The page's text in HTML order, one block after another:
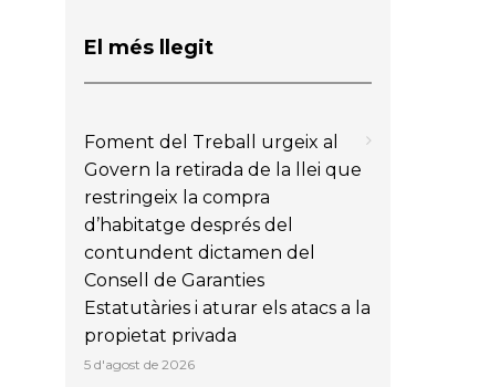
El més llegit
Foment del Treball urgeix al
Govern la retirada de la llei que
restringeix la compra
d’habitatge després del
contundent dictamen del
Consell de Garanties
Estatutàries i aturar els atacs a la
propietat privada
5 d'agost de 2026